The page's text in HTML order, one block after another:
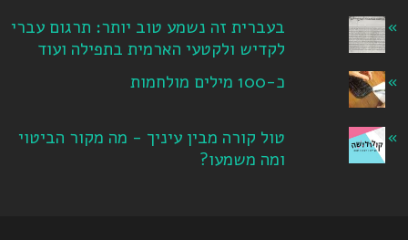
בעברית זה נשמע טוב יותר: תרגום עברי
לקדיש ולקטעי הארמית בתפילה ועוד
כ-100 מילים מולחמות
טול קורה מבין עיניך - מה מקור הביטוי
ומה משמעו?